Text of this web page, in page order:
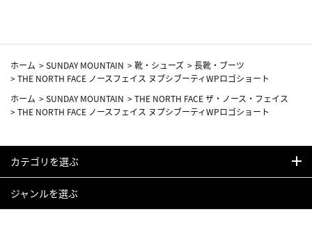
ホーム >SUNDAY MOUNTAIN >靴・シューズ >長靴・ブーツ
>THE NORTH FACE ノースフェイス ヌプシブーティWPロゴショート
ホーム >SUNDAY MOUNTAIN >THE NORTH FACE ザ・ノース・フェイス
>THE NORTH FACE ノースフェイス ヌプシブーティWPロゴショート
カテゴリを選ぶ
ジャンルを選ぶ